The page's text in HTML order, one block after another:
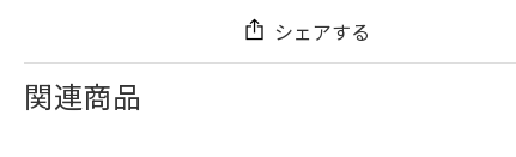
シェアする
関連商品